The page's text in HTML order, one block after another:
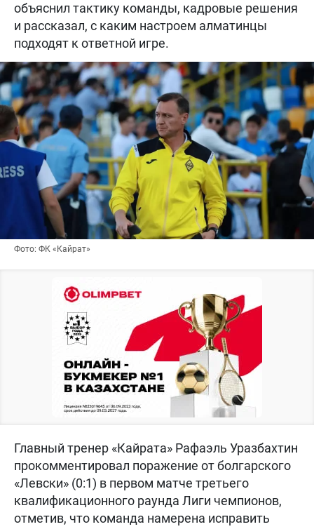
объяснил тактику команды, кадровые решения
и рассказал, с каким настроем алматинцы
подходят к ответной игре.
Фото: ФК «Кайрат»
Главный тренер «Кайрата» Рафаэль Уразбахтин
прокомментировал поражение от болгарского
«Левски» (0:1) в первом матче третьего
квалификационного раунда Лиги чемпионов,
отметив, что команда намерена исправить